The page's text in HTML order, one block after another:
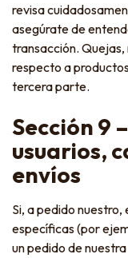
revisa
asegúrate de
transacción.
respecto a
tercera parte.
Sección 9
usuarios,
envíos
Si, a pedido
específicas (por
un pedido de